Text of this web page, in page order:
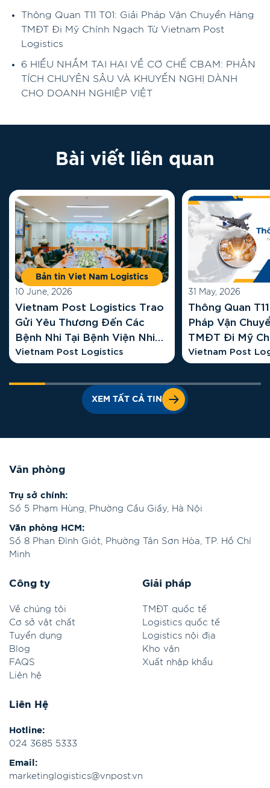
Thông Quan T11 T01: Giải Pháp Vận Chuyển Hàng
TMĐT Đi Mỹ Chính Ngạch Từ Vietnam Post
Logistics
6 HIỂU NHẦM TAI HẠI VỀ CƠ CHẾ CBAM: PHÂN
TÍCH CHUYÊN SÂU VÀ KHUYẾN NGHỊ DÀNH
CHO DOANH NGHIỆP VIỆT
Bài viết liên quan
Bản tin Viet Nam Logistics
10 June, 2026
Vietnam Post Logistics Trao
Gửi Yêu Thương Đến Các
Bệnh Nhi Tại Bệnh Viện Nhi
Hà Nội
Vietnam Post Logistics
31 May, 2026
Thông Quan
Pháp Vận
TMĐT Đi Mỹ
Vietnam Post
Vietnam Post
XEM TẤT CẢ TIN
Văn phòng
Trụ sở chính:
Số 5 Phạm Hùng, Phường Cầu Giấy, Hà Nội
Văn phòng HCM:
Số 8 Phan Đình Giót, Phường Tân Sơn Hòa, TP. Hồ Chí
Minh
Liên Hệ
Hotline:
024 3685 5333
Email:
marketinglogistics@vnpost.vn
Công ty
Về chúng tôi
Cơ sở vật chất
Tuyển dụng
Blog
FAQS
Liên hệ
Giải pháp
TMĐT quốc tế
Logistics quốc tế
Logistics nội địa
Kho vận
Xuất nhập khẩu